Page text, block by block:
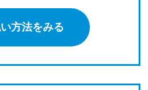
方法をみる